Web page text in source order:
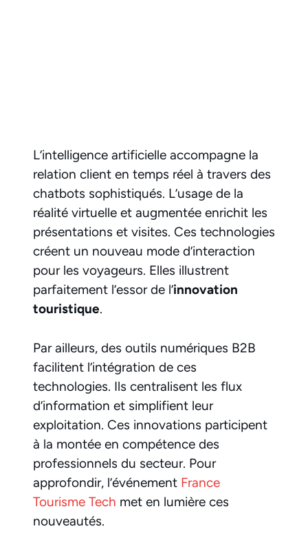
L’intelligence artificielle accompagne la
relation client en temps réel à travers des
chatbots sophistiqués. L’usage de la
réalité virtuelle et augmentée enrichit les
présentations et visites. Ces technologies
créent un nouveau mode d’interaction
pour les voyageurs. Elles illustrent
parfaitement l’essor de l’innovation
touristique.
Par ailleurs, des outils numériques B2B
facilitent l’intégration de ces
technologies. Ils centralisent les flux
d’information et simplifient leur
exploitation. Ces innovations participent
à la montée en compétence des
professionnels du secteur. Pour
approfondir, l’événement France
Tourisme Tech met en lumière ces
nouveautés.